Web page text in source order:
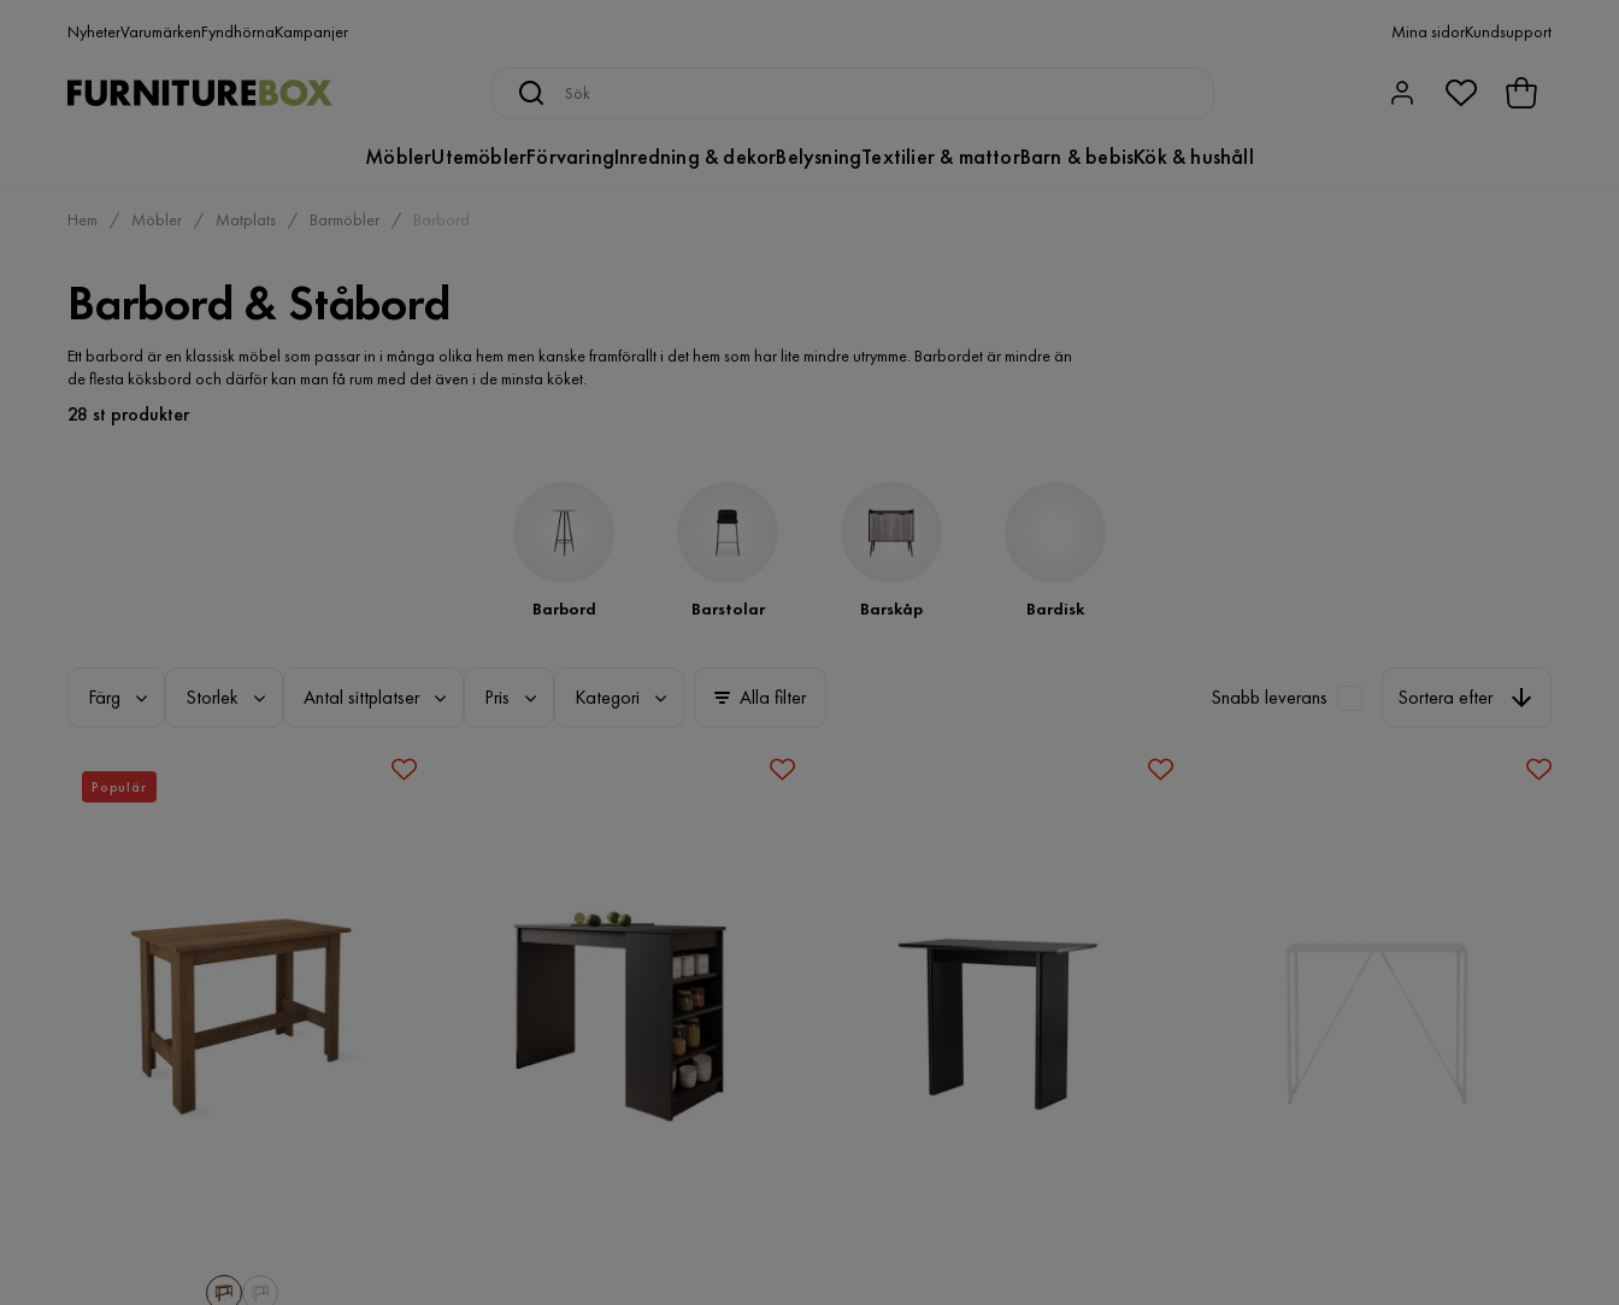
NyheterVarumärkenFyndhörnaKampanjer Mina sidorKundsupport
MöblerUtemöblerFörvaringInredning & dekorBelysningTextilier & mattorBarn & bebisKök & hushåll
Hem Möbler Matplats Barmöbler Barbord
Barbord & Ståbord
Ett barbord är en klassisk möbel som passar in i många olika hem men kanske framförallt i det hem som har lite mindre utrymme. Barbordet är mindre än
de flesta köksbord och därför kan man få rum med det även i de minsta köket.
28 st produkter
Barbord Barstolar Barskåp Bardisk
Färg Storlek Antal sittplatser Pris Kategori Alla filter Snabb leverans Sortera efter
Populär